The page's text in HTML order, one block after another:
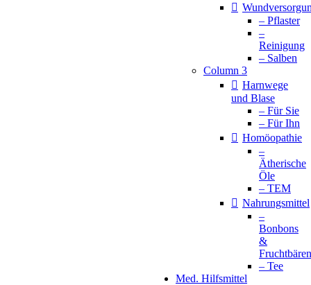
– Pflaster
–
Reinigung
– Salben
Column 3
Harnwege
und Blase
– Für Sie
– Für Ihn
Homöopathie
–
Ätherische
Öle
– TEM
Nahrungsmittel
–
Bonbons
&
Fruchtbären
– Tee
Med. Hilfsmittel